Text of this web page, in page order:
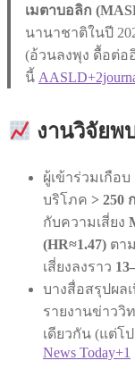
เมตาบอลิก
นานาชาติในปี
(อ้วนลงพุง ดื้อต่อ
นี้
งานวิจัยพ
ผู้เข้าร่วมเกือบ
บริโภค > 250
กับความเสี่ยง
(HR≈1.47) ตา
เสี่ยงลงราว
บางสื่อสรุปผล
รายงานข่าววิ
เดียวกัน (แต่โ
News Today+1